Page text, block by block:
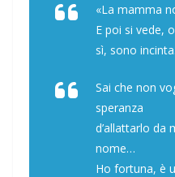
«La mamma
E poi si vede,
sì, sono
Sai che non
speranza
d’allattarlo da
nome…
Ho fortuna, è